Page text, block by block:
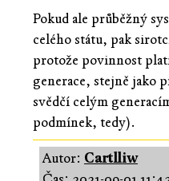
Pokud ale průběžný
celého státu, pak
protože povinnost
generace, stejně jako
svědčí celým
podmínek, tedy).
Autor: Cartlliw